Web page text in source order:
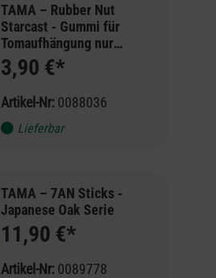
TAMA – Rubber Nut
Starcast - Gummi für
Tomaufhängung nur
Oberteil
3,90 €*
Artikel-Nr: 0088036
Lieferbar
TAMA – 7AN Sticks -
Japanese Oak Serie
11,90 €*
Artikel-Nr: 0089778